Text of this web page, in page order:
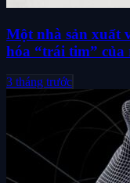
Một nhà sản xuất
hóa “trái tim”
3 tháng trước